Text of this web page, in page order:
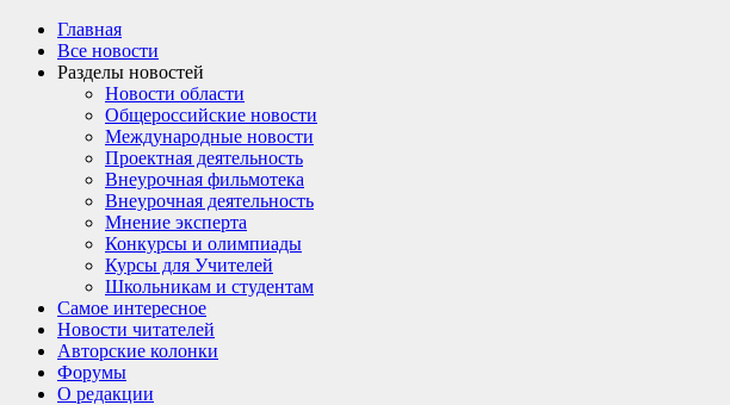
Главная
Все новости
Разделы новостей
Новости области
Общероссийские новости
Международные новости
Проектная деятельность
Внеурочная фильмотека
Внеурочная деятельность
Мнение эксперта
Конкурсы и олимпиады
Курсы для Учителей
Школьникам и студентам
Самое интересное
Новости читателей
Авторские колонки
Форумы
О редакции